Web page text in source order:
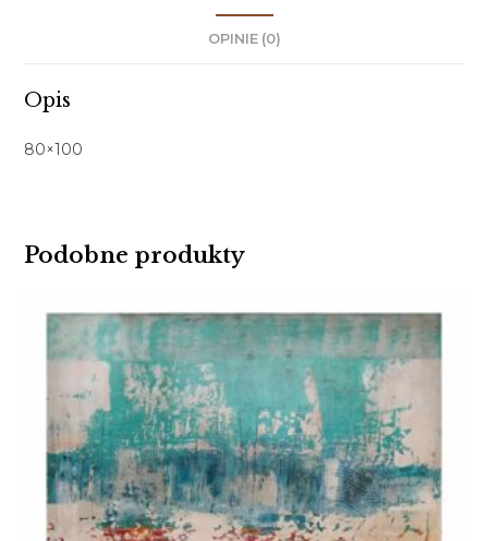
OPINIE (0)
Opis
80×100
Podobne produkty